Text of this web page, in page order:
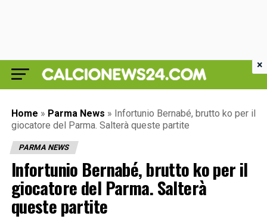
Home » Parma News » Infortunio Bernabé, brutto ko per il
giocatore del Parma. Salterà queste partite
PARMA NEWS
Infortunio Bernabé, brutto ko per il
giocatore del Parma. Salterà
queste partite
×